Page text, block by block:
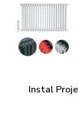
Instal